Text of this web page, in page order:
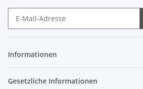
Informationen
Gesetzliche Informationen